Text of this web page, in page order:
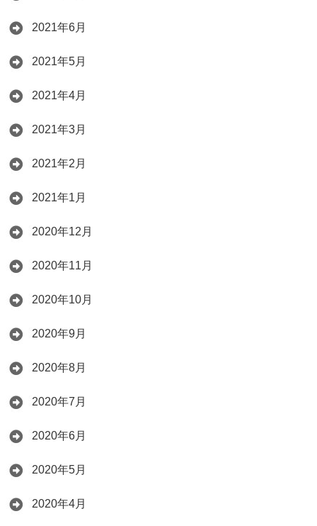
2021年6月
2021年5月
2021年4月
2021年3月
2021年2月
2021年1月
2020年12月
2020年11月
2020年10月
2020年9月
2020年8月
2020年7月
2020年6月
2020年5月
2020年4月